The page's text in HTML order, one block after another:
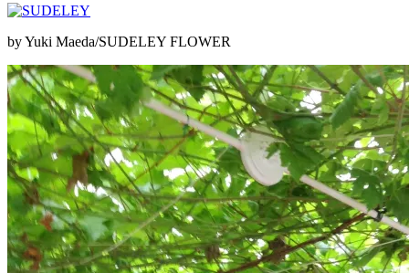
by Yuki Maeda/SUDELEY FLOWER